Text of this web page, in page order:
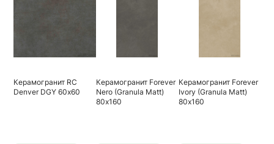
Керамогранит RC
Denver DGY 60х60
Керамогранит Forever
Nero (Granula Matt)
80х160
Керамогранит Forever
Ivory (Granula Matt)
80х160